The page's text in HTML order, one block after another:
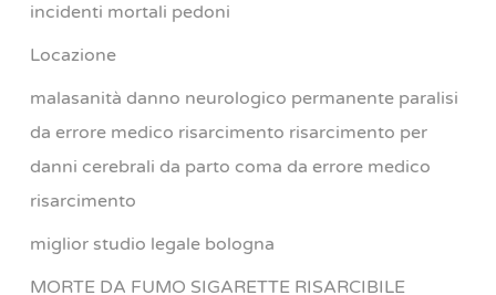
incidenti mortali pedoni
Locazione
malasanità danno neurologico permanente paralisi
da errore medico risarcimento risarcimento per
danni cerebrali da parto coma da errore medico
risarcimento
miglior studio legale bologna
MORTE DA FUMO SIGARETTE RISARCIBILE